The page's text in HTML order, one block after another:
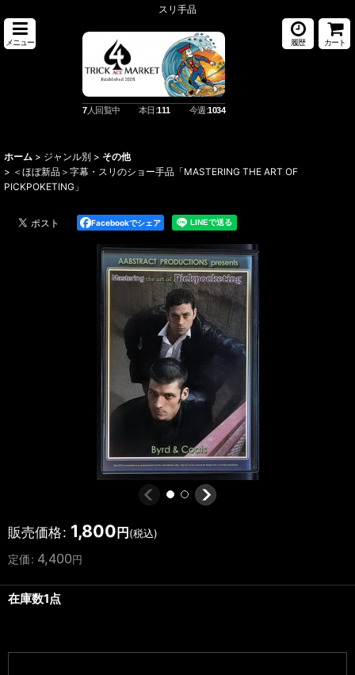
スリ手品
メニュー
7人回覧中 本日:111 今週:1034
履歴 カート
ホーム > ジャンル別 > その他
> ＜ほぼ新品＞字幕・スリのショー手品「MASTERING THE ART OF
PICKPOKETING」
Facebookでシェア
販売価格: 1,800 円 (税込)
定価: 4,400 円
在庫数1点